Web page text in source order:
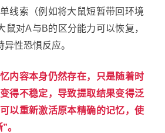
线索（例如将大鼠短暂带回环境
鼠对A与B的区分能力可以恢复，
性恐惧反应。
内容本身仍然存在，只是随着时
得不稳定，导致提取结果变得泛
以重新激活原本精确的记忆，使
。